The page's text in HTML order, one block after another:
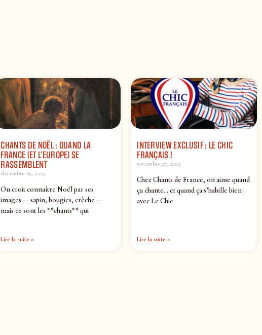
CHANTS DE NOËL : QUAND LA
FRANCE (ET L’EUROPE) SE
RASSEMBLENT
décembre 16, 2025
On croit connaître Noël par ses
images — sapin, bougies, crèche —
mais ce sont les **chants** qui
Lire la suite »
INTERVIEW EXCLUSIF : LE CHIC
FRANÇAIS !
novembre 27, 2025
Chez Chants de France, on aime quand
ça chante… et quand ça s’habille bien :
avec Le Chic
Lire la suite »